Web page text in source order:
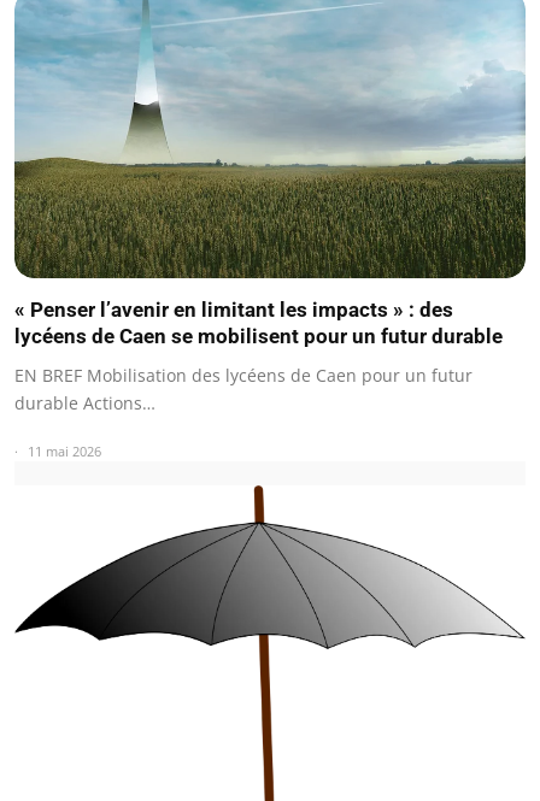
« Penser l’avenir en limitant les impacts » : des
lycéens de Caen se mobilisent pour un futur durable
EN BREF Mobilisation des lycéens de Caen pour un futur
durable Actions…
11 mai 2026